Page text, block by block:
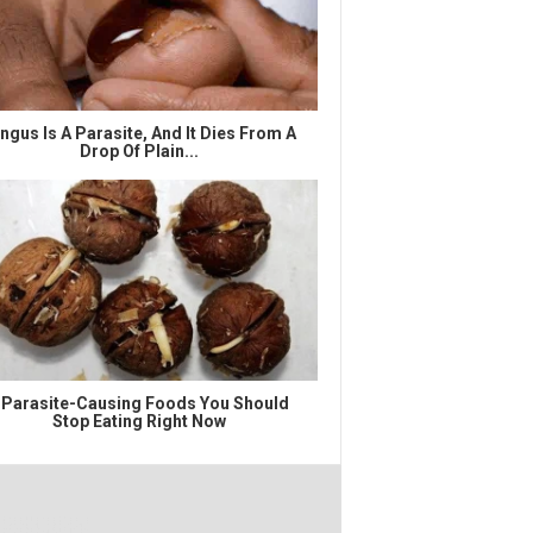
Is A Parasite, And It Dies From A
Drop Of Plain...
Causing Foods You Should
Stop Eating Right Now